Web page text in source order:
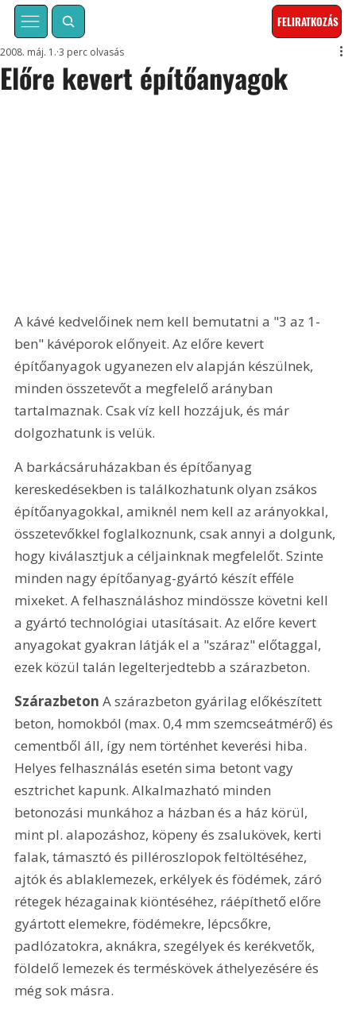
FELIRATKOZÁS
Előre kevert építőanyagok
2008. máj. 1. 3 perc olvasás
A kávé kedvelőinek nem kell bemutatni a "3 az 1-
ben" kávéporok előnyeit. Az előre kevert
építőanyagok ugyanezen elv alapján készülnek,
minden összetevőt a megfelelő arányban
tartalmaznak. Csak víz kell hozzájuk, és már
dolgozhatunk is velük.
A barkácsáruházakban és építőanyag
kereskedésekben is találkozhatunk olyan zsákos
építőanyagokkal, amiknél nem kell az arányokkal,
összetevőkkel foglalkoznunk, csak annyi a dolgunk,
hogy kiválasztjuk a céljainknak megfelelőt. Szinte
minden nagy építőanyag-gyártó készít efféle
mixeket. A felhasználáshoz mindössze követni kell
a gyártó technológiai utasításait. Az előre kevert
anyagokat gyakran látják el a "száraz" előtaggal,
ezek közül talán legelterjedtebb a szárazbeton.
Szárazbeton A szárazbeton gyárilag előkészített
beton, homokból (max. 0,4 mm szemcseátmérő) és
cementből áll, így nem történhet keverési hiba.
Helyes felhasználás esetén sima betont vagy
esztrichet kapunk. Alkalmazható minden
betonozási munkához a házban és a ház körül,
mint pl. alapozáshoz, köpeny és zsalukövek, kerti
falak, támasztó és pilléroszlopok feltöltéséhez,
ajtók és ablaklemezek, erkélyek és födémek, záró
rétegek hézagainak kiöntéséhez, ráépíthető előre
gyártott elemekre, födémekre, lépcsőkre,
padlózatokra, aknákra, szegélyek és kerékvetők,
földelő lemezek és terméskövek áthelyezésére és
még sok másra.